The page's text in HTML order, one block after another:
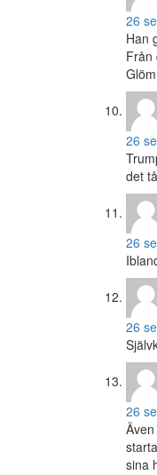
26
Han
Från
26
det
26
26
26
sina